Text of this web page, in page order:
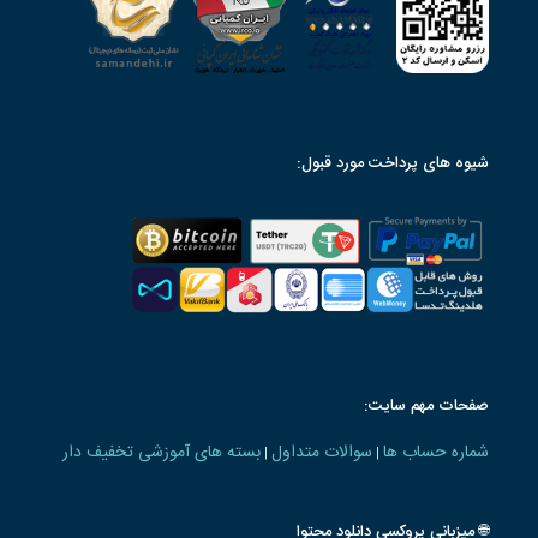
شیوه های پرداخت مورد قبول:
صفحات مهم سایت:
شماره حساب ها | سوالات متداول | بسته های آموزشی تخفیف دار
🌐 میزبانی پروکسی دانلود محتوا